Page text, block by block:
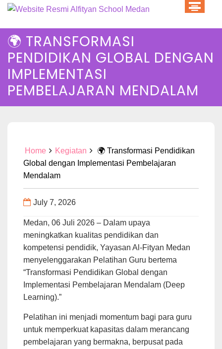
Skip
content
🌍 TRANSFORMASI
PENDIDIKAN GLOBAL DENGAN
IMPLEMENTASI
PEMBELAJARAN MENDALAM
Home Kegiatan
🌍 Transformasi Pendidikan
Global dengan Implementasi Pembelajaran
Mendalam
July 7, 2026
Medan, 06 Juli 2026 – Dalam upaya
meningkatkan kualitas pendidikan dan
kompetensi pendidik, Yayasan Al-Fityan Medan
menyelenggarakan Pelatihan Guru bertema
“Transformasi Pendidikan Global dengan
Implementasi Pembelajaran Mendalam (Deep
Learning).”
Pelatihan ini menjadi momentum bagi para guru
untuk memperkuat kapasitas dalam merancang
pembelajaran yang bermakna, berpusat pada